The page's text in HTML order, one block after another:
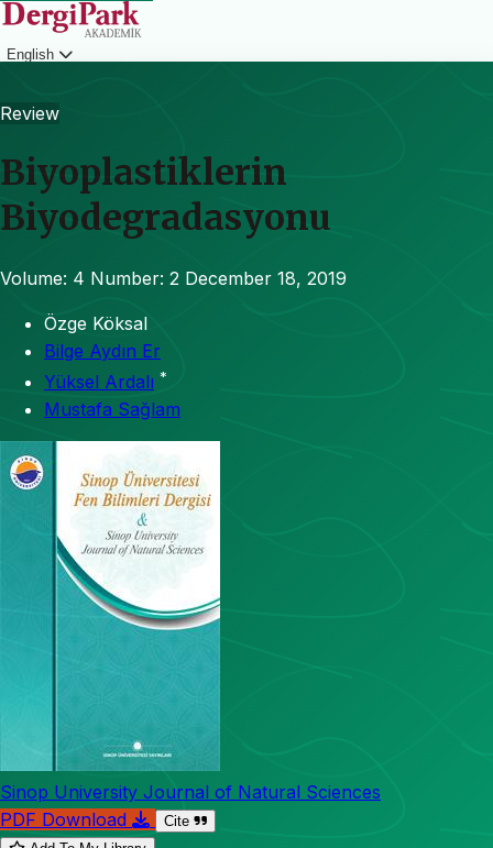
English
Review
Biyoplastiklerin
Biyodegradasyonu
Volume: 4 Number: 2 December 18, 2019
Özge Köksal
Bilge Aydın Er
Yüksel Ardalı *
Mustafa Sağlam
Sinop University Journal of Natural Sciences
PDF Download
Cite